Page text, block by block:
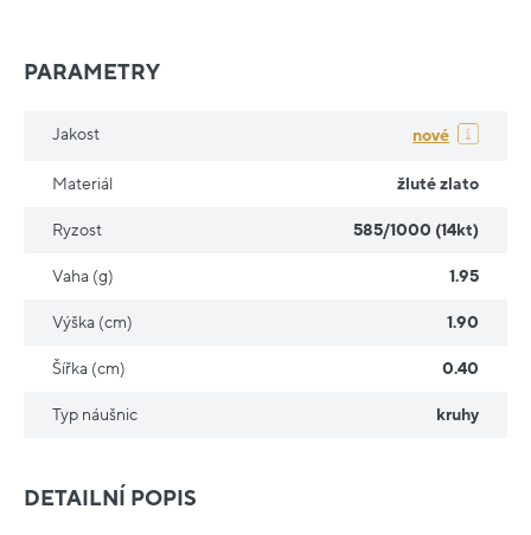
DETAILNÍ POPIS
PARAMETRY
Jakost nové
Materiál žluté zlato
Ryzost 585/1000 (14kt)
Vaha (g) 1.95
Výška (cm) 1.90
Šířka (cm) 0.40
Typ náušnic kruhy